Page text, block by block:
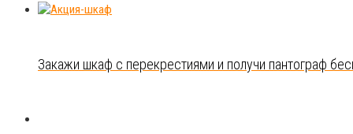
Закажи шкаф с перекрестиями и получи пантограф